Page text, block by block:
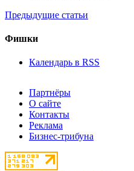
Предыдущие статьи
Фишки
Календарь в RSS
Партнёры
О сайте
Контакты
Реклама
Бизнес-трибуна